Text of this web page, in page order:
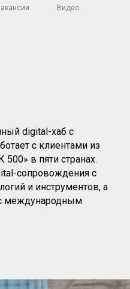
Видео
digital-хаб с
с клиентами из
в пяти странах.
сопровождения с
и инструментов, а
международным